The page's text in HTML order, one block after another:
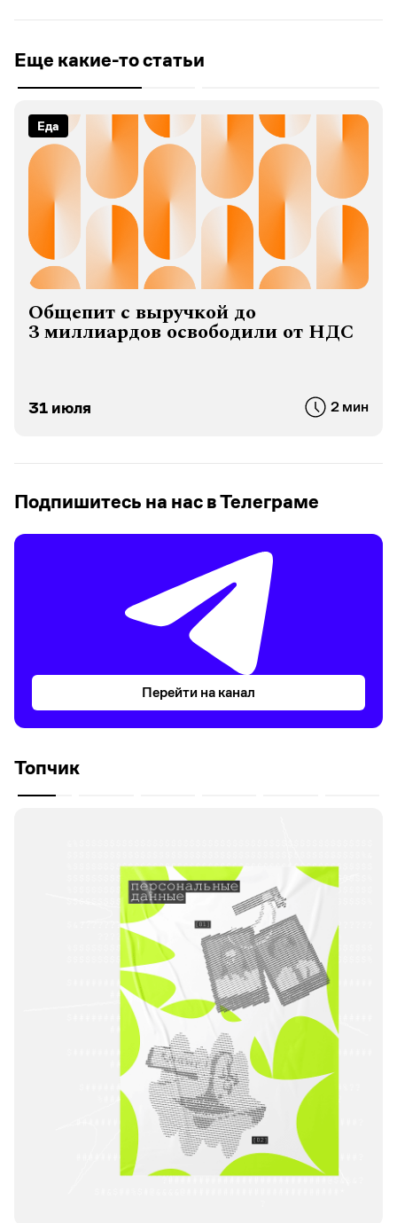
Еще какие-то статьи
Еда
Общепит с выручкой до
3 миллиардов освободили от НДС
31 июля 2 мин
Подпишитесь на нас в Телеграме
Перейти на канал
Топчик